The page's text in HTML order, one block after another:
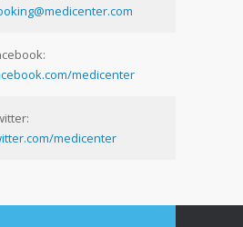
medicenter
medicenter